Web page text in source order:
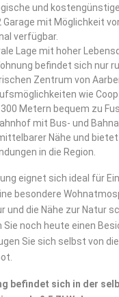
und
Garage mit Möglichkeit
verfügbar.
Lage mit hoher
befindet sich nur
Zentrum von
wie
Metern bequem zu
mit Bus- und
Nähe und
in die Region.
eignet sich ideal für
besondere
und die Nähe zur Natur
Sie noch heute einen
Sie sich selbst von
befindet sich in der